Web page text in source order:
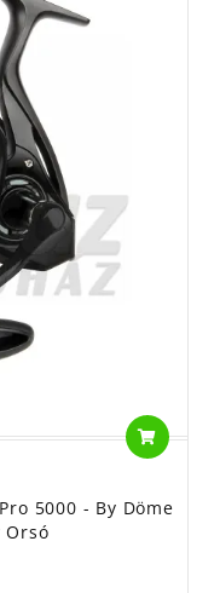
5000 - By Döme
Orsó